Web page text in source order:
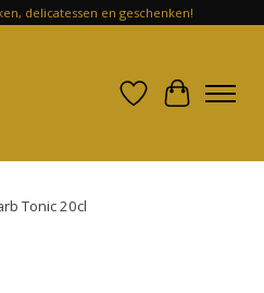
delicatessen en geschenken!
Verlanglijst
Tonic 20cl